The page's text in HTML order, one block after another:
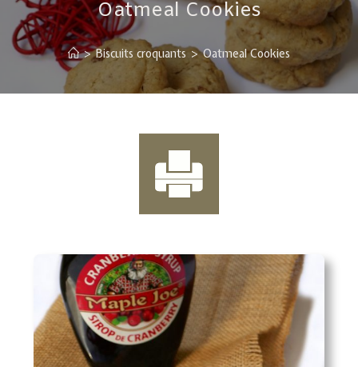
Oatmeal Cookies
> Biscuits croquants > Oatmeal Cookies